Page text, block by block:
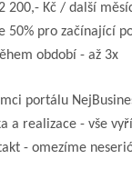
200,- Kč / další
50% pro začínající
období - až 3x
portálu
a realizace - vše
- omezíme